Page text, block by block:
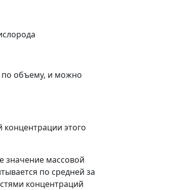
по объему, и можно
этого
значение массовой
по средней за
концентраций